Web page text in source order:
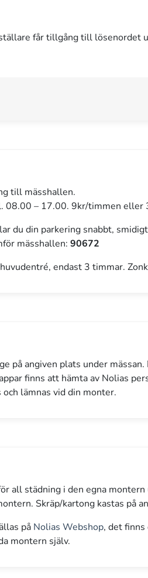
får tillgång till lösenordet
till mässhallen.
08.00 – 17.00. 9kr/timmen eller
du din parkering snabbt,
mässhallen: 90672
endast 3 timmar.
på angiven plats under
finns att hämta av Nolias
lämnas vid din monter.
all städning i den egna
Skräp/kartong kastas på
på Nolias Webshop, det
montern själv.